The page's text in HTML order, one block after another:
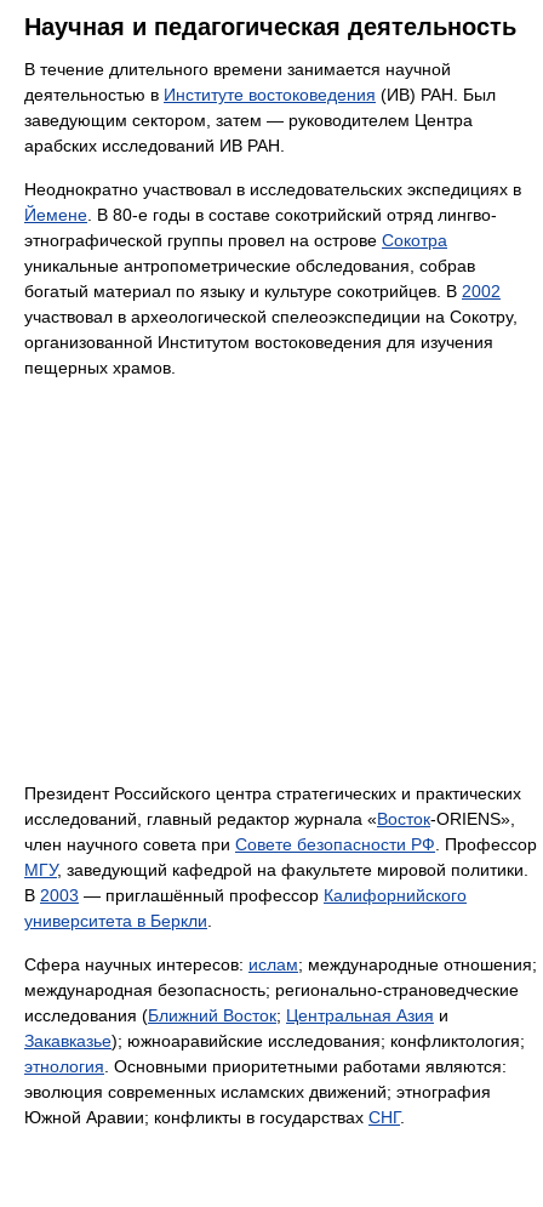
Научная и педагогическая деятельность
В течение длительного времени занимается научной
деятельностью в Институте востоковедения (ИВ) РАН. Был
заведующим сектором, затем — руководителем Центра
арабских исследований ИВ РАН.
Неоднократно участвовал в исследовательских экспедициях в
Йемене . В 80-е годы в составе сокотрийский отряд лингво-
этнографической группы провел на острове Сокотра
уникальные антропометрические обследования, собрав
богатый материал по языку и культуре сокотрийцев. В 2002
участвовал в археологической спелеоэкспедиции на Сокотру,
организованной Институтом востоковедения для изучения
пещерных храмов.
Президент Российского центра стратегических и практических
исследований, главный редактор журнала «Восток-ORIENS»,
член научного совета при Совете безопасности РФ . Профессор
МГУ, заведующий кафедрой на факультете мировой политики.
В 2003 — приглашённый профессор Калифорнийского
университета в Беркли
Сфера научных интересов: ислам; международные отношения;
международная безопасность; регионально-страноведческие
исследования (Ближний Восток; Центральная Азия и
Закавказье); южноаравийские исследования; конфликтология;
этнология . Основными приоритетными работами являются:
эволюция современных исламских движений; этнография
Южной Аравии; конфликты в государствах СНГ.